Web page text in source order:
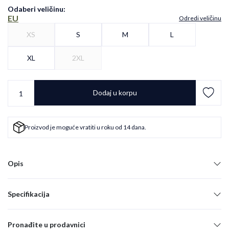
Odaberi veličinu:
EU Odredi veličinu
XS S M L
XL 2XL
Dodaj u korpu
Proizvod je moguće vratiti u roku od 14 dana.
Opis
Specifikacija
Pronađite u prodavnici